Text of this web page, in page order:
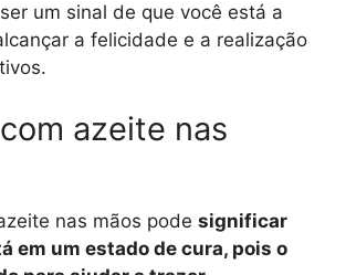
um sinal de que você está a
a felicidade e a realização
azeite nas
nas mãos pode significar
em um estado de cura, pois o